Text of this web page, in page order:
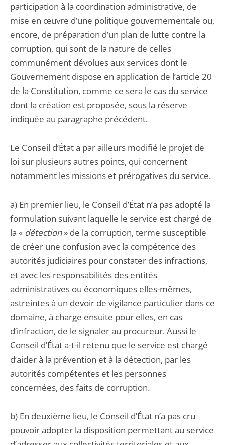
participation à la coordination administrative, de
mise en œuvre d’une politique gouvernementale ou,
encore, de préparation d’un plan de lutte contre la
corruption, qui sont de la nature de celles
communément dévolues aux services dont le
Gouvernement dispose en application de l’article 20
de la Constitution, comme ce sera le cas du service
dont la création est proposée, sous la réserve
indiquée au paragraphe précédent.
Le Conseil d’État a par ailleurs modifié le projet de
loi sur plusieurs autres points, qui concernent
notamment les missions et prérogatives du service.
a) En premier lieu, le Conseil d’État n’a pas adopté la
formulation suivant laquelle le service est chargé de
la « détection» de la corruption, terme susceptible
de créer une confusion avec la compétence des
autorités judiciaires pour constater des infractions,
et avec les responsabilités des entités
administratives ou économiques elles-mêmes,
astreintes à un devoir de vigilance particulier dans ce
domaine, à charge ensuite pour elles, en cas
d’infraction, de le signaler au procureur. Aussi le
Conseil d’État a-t-il retenu que le service est chargé
d’aider à la prévention et à la détection, par les
autorités compétentes et les personnes
concernées, des faits de corruption.
b) En deuxième lieu, le Conseil d’État n’a pas cru
pouvoir adopter la disposition permettant au service